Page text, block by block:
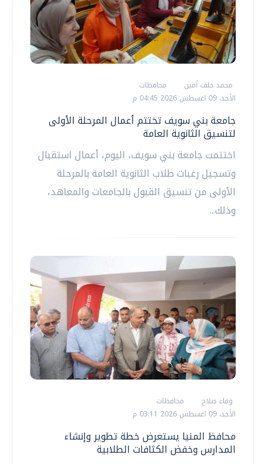
محمد خلف أمين
محافظات
الأحد، 09 اغسطس 2026 04:45 م
جامعة بني سويف تختتم أعمال المرحلة الأولى
لتنسيق الثانوية العامة
اختتمت جامعة بني سويف، اليوم، أعمال استقبال
وتسجيل رغبات طلاب الثانوية العامة بالمرحلة
الأولى من تنسيق القبول بالجامعات والمعاهد،
وذلك...
وفاء صلاح
محافظات
الأحد، 09 اغسطس 2026 03:11 م
محافظ المنيا يستعرض خطة تطوير وإنشاء
المدارس وخفض الكثافات الطلابية